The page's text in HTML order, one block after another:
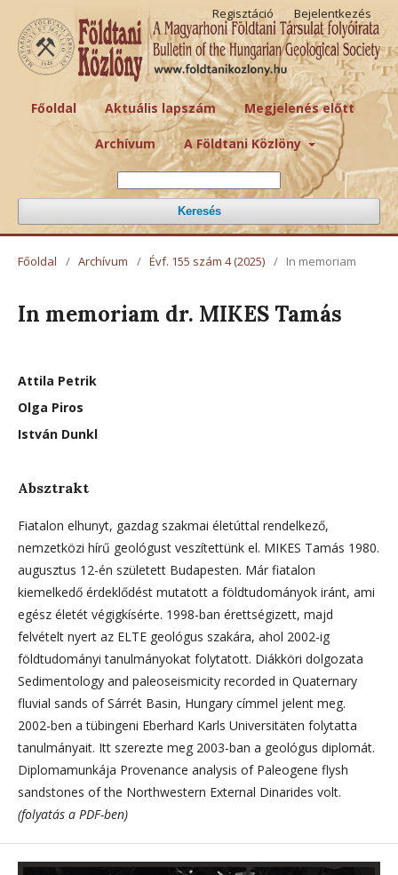
Főoldal Aktuális lapszám Megjelenés előtt
Archívum A Földtani Közlöny
Keresés
Regisztáció Bejelentkezés
Főoldal / Archívum / Évf. 155 szám 4 (2025) / In memoriam
In memoriam dr. MIKES Tamás
Attila Petrik
Olga Piros
István Dunkl
Absztrakt
Fiatalon elhunyt, gazdag szakmai életúttal rendelkező,
nemzetközi hírű geológust veszítettünk el. MIKES Tamás 1980.
augusztus 12-én született Budapesten. Már fiatalon
kiemelkedő érdeklődést mutatott a földtudományok iránt, ami
egész életét végigkísérte. 1998-ban érettségizett, majd
felvételt nyert az ELTE geológus szakára, ahol 2002-ig
földtudományi tanulmányokat folytatott. Diákköri dolgozata
Sedimentology and paleoseismicity recorded in Quaternary
fluvial sands of Sárrét Basin, Hungary címmel jelent meg.
2002-ben a tübingeni Eberhard Karls Universitäten folytatta
tanulmányait. Itt szerezte meg 2003-ban a geológus diplomát.
Diplomamunkája Provenance analysis of Paleogene flysh
sandstones of the Northwestern External Dinarides volt.
(folyatás a PDF-ben)